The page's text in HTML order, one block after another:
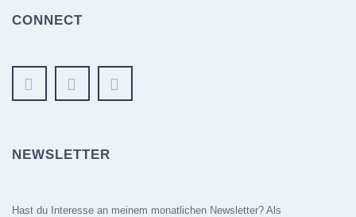
CONNECT
NEWSLETTER
Hast du Interesse an meinem monatlichen Newsletter? Als